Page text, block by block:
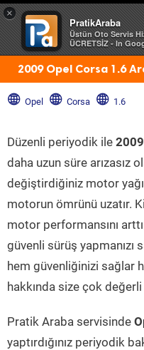
×
PratikAraba
Üstün Oto Servis
ÜCRETSİZ - In
2009 Opel Corsa 1.6
Opel Corsa 1.6
Düzenli periyodik ile
daha uzun süre arızasız
değiştirdiğiniz motor
motorun ömrünü uzatır.
motor performansını
güvenli sürüş yapmanızı
hem güvenliğinizi sağlar
hakkında size çok
Pratik Araba servisinde
yaptırdığınız periyodik